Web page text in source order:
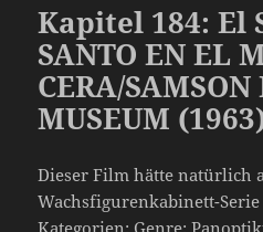
Kapitel 184: El
SANTO EN EL
CERA/
MUSEUM
Dieser Film hätte natürlich
Wachsfigurenkabinett-Serie
Kategorien: Genre: